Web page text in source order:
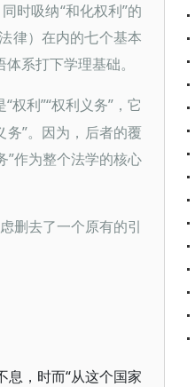
时吸纳“和化权利”的
律）在内的七个基本
系打下学理基础。
“权利”“权利义务”，它
务”。因为，后者的覆
”作为整个法学的核心
删去了一个原有的引
息，时而“从这个国家